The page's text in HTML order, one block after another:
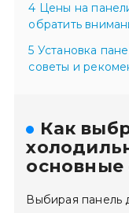
4 Цены на
обратить
5 Установка
советы и
Как
Выбирая панель